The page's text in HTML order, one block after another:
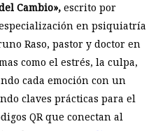
Cambio»,escrito por
en psiquiatría
Raso, pastor y doctor en
como el estrés, la culpa,
cada emoción con un
claves prácticas para el
QR que conectan al